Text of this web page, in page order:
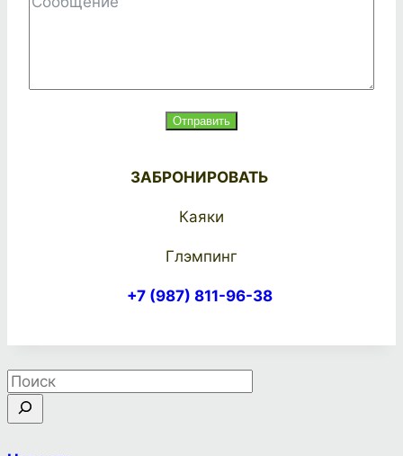
Отправить
ЗАБРОНИРОВАТЬ
Каяки
Глэмпинг
+7 (987) 811-96-38